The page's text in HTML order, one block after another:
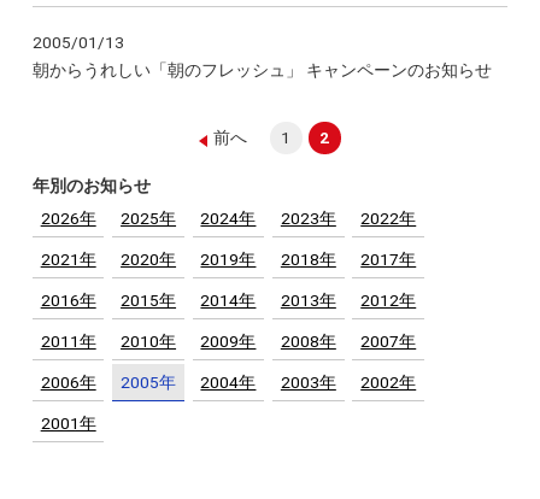
2005/01/13
朝からうれしい「朝のフレッシュ」 キャンペーンのお知らせ
前へ 1 2
年別のお知らせ
2026年
2025年 2024年 2023年 2022年
2021年 2020年 2019年 2018年 2017年
2016年 2015年 2014年 2013年 2012年
2011年 2010年 2009年 2008年 2007年
2006年 2005年 2004年 2003年 2002年
2001年